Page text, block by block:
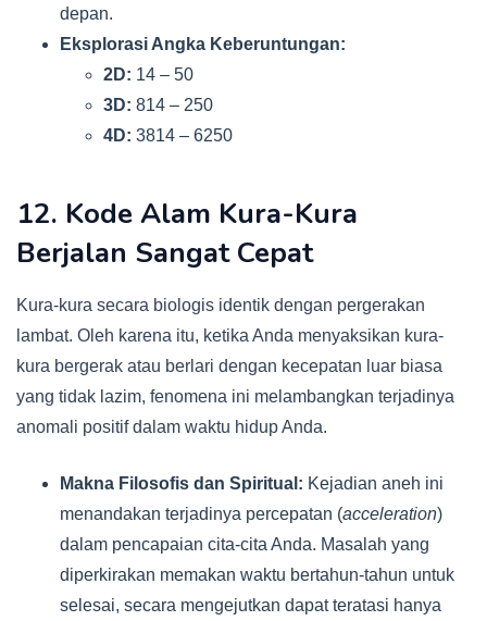
depan.
Eksplorasi Angka Keberuntungan:
2D: 14 – 50
3D: 814 – 250
4D: 3814 – 6250
12. Kode Alam Kura-Kura
Berjalan Sangat Cepat
Kura-kura secara biologis identik dengan pergerakan
lambat. Oleh karena itu, ketika Anda menyaksikan kura-
kura bergerak atau berlari dengan kecepatan luar biasa
yang tidak lazim, fenomena ini melambangkan terjadinya
anomali positif dalam waktu hidup Anda.
Makna Filosofis dan Spiritual: Kejadian aneh ini
menandakan terjadinya percepatan (acceleration)
dalam pencapaian cita-cita Anda. Masalah yang
diperkirakan memakan waktu bertahun-tahun untuk
selesai, secara mengejutkan dapat teratasi hanya